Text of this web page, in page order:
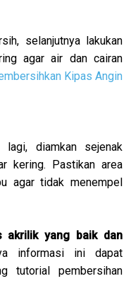
selanjutnya lakukan
agar air dan cairan
Kipas Angin
lagi, diamkan sejenak
kering. Pastikan area
agar tidak menempel
akrilik yang baik dan
informasi ini dapat
tutorial pembersihan